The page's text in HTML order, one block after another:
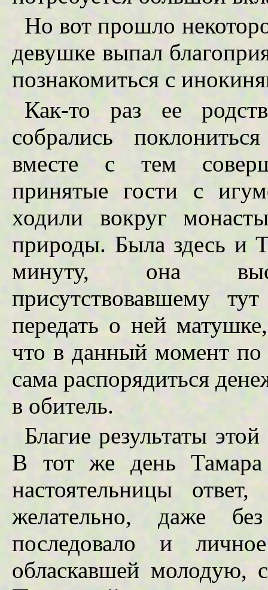
Но вот прошло
девушке выпал
познакомиться с
Как-то раз ее
собрались
вместе с тем
принятые гости с
ходили вокруг
природы. Была здесь и
минуту, она
присутствовавшему
передать о ней
что в данный момент
сама распорядиться
в обитель.
Благие результаты
В тот же день Тамара
настоятельницы
желательно, даже
последовало и
обласкавшей молодую,